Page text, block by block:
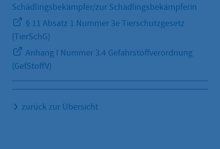
Schädlingsbekämpfer/zur Schädlingsbekämpferin
§ 11 Absatz 1 Nummer 3e Tierschutzgesetz
(TierSchG)
Anhang I Nummer 3.4 Gefahrstoffverordnung
(GefStoffV)
zurück zur Übersicht